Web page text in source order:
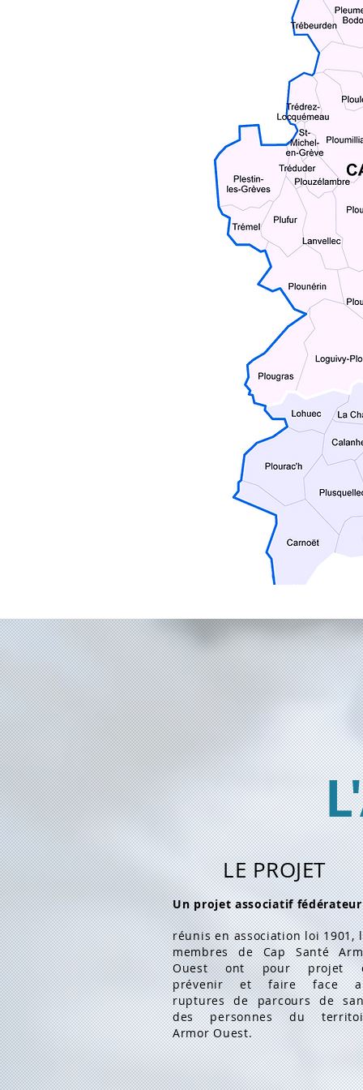
LE PROJET
Un projet associatif
réunis en association loi 1901,
membres de Cap Santé
Ouest ont pour projet
prévenir et faire face
ruptures de parcours de
des personnes du
Armor Ouest.